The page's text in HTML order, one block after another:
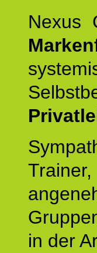
Nexus
in der